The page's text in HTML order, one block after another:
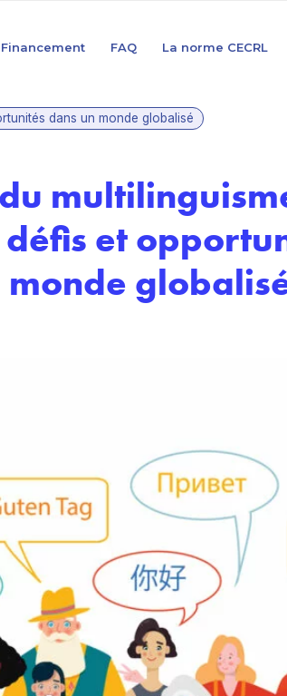
Financement FAQ La norme CECRL
dans un monde globalisé
et
monde